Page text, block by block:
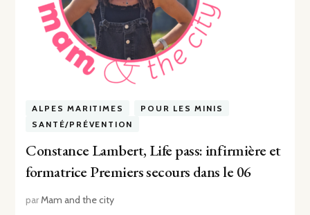
ALPES MARITIMES
POUR LES MINIS
SANTÉ/PRÉVENTION
Constance Lambert, Life pass: infirmière et
formatrice Premiers secours dans le 06
parMam and the city